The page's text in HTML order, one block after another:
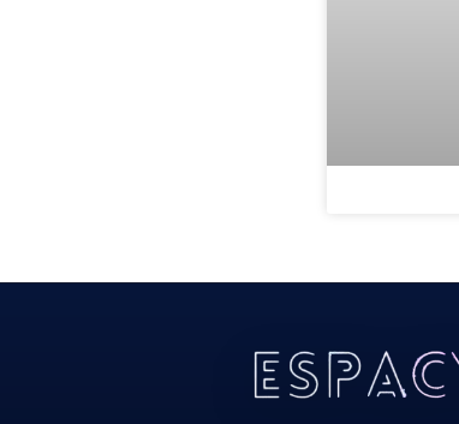
Todos Os Direitos Reservados 2022/2023​